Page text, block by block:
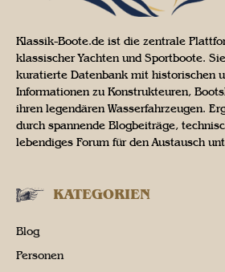
Klassik-Boote.de ist die zentrale
klassischer Yachten und Sportboote.
kuratierte Datenbank mit historischen
Informationen zu Konstrukteuren,
ihren legendären Wasserfahrzeugen.
durch spannende Blogbeiträge,
lebendiges Forum für den Austausch
KATEGORIEN
Blog
Personen